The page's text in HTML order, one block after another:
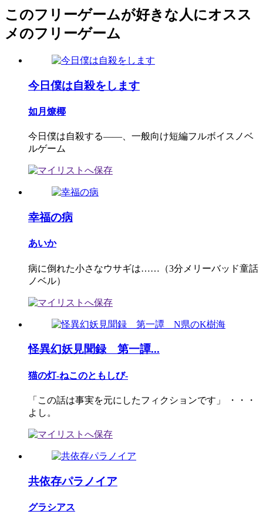
このフリーゲームが好きな人にオスス
メのフリーゲーム
今日僕は自殺をします
如月燎椰
今日僕は自殺する――、一般向け短編フルボイスノベ
ルゲーム
幸福の病
あいか
病に倒れた小さなウサギは……（3分メリーバッド童話
ノベル）
怪異幻妖見聞録 第一譚...
猫の灯-ねこのともしび-
「この話は事実を元にしたフィクションです」 ・・・
よし。
共依存パラノイア
グラシアス